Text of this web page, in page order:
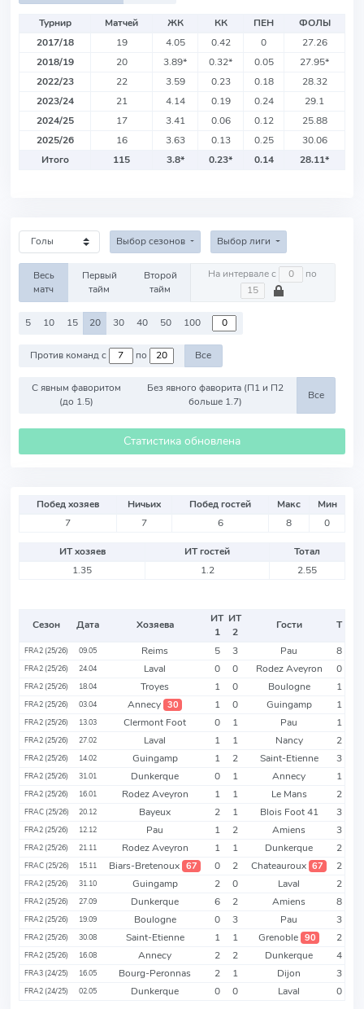
Турнир Матчей ЖК КК ПЕН
ФОЛЫ
2017/18
19 4.05 0.42 0
27.26
2018/19
20 3.89* 0.32* 0.05 27.95*
2022/23
22 3.59 0.23 0.18
28.32
2023/24
21 4.14 0.19 0.24
29.1
2024/25
17 3.41 0.06 0.12
25.88
2025/26
16 3.63 0.13 0.25
30.06
Итого
115 3.8* 0.23* 0.14 28.11*
Выбор сезонов Выбор лиги
Весь
матч
Первый
тайм
Второй
тайм
На интервале с по
5 10 15 20 30 40 50 100
Против команд с по Все
С явным фаворитом
(до 1.5)
Без явного фаворита (П1 и П2
больше 1.7)
Все
Статистика обновлена
Побед хозяев Ничьих Побед гостей Макс
Мин
7
7 6 8 0
ИТ хозяев ИТ гостей
Тотал
1.35
1.2 2.55
Сезон Дата Хозяева
ИТ
1
ИТ
2
Гости Т
FRA2 (25/26) 09.05 Reims 5 3 Pau 8
FRA2 (25/26) 24.04 Laval 0 0 Rodez Aveyron 0
FRA2 (25/26) 18.04 Troyes 1 0 Boulogne 1
FRA2 (25/26) 03.04 Annecy 30 1 0 Guingamp 1
FRA2 (25/26) 13.03 Clermont Foot 0 1 Pau 1
FRA2 (25/26) 27.02 Laval 1 1 Nancy 2
FRA2 (25/26) 14.02 Guingamp 1 2 Saint-Etienne 3
FRA2 (25/26) 31.01 Dunkerque 0 1 Annecy 1
FRA2 (25/26) 16.01 Rodez Aveyron 1 1 Le Mans 2
FRAC (25/26) 20.12 Bayeux 2 1 Blois Foot 41 3
FRA2 (25/26) 12.12 Pau 1 2 Amiens 3
FRA2 (25/26) 21.11 Rodez Aveyron 1 1 Dunkerque 2
FRAC (25/26) 15.11 Biars-Bretenoux 67 0 2 Chateauroux 67 2
FRA2 (25/26) 31.10 Guingamp 2 0 Laval 2
FRA2 (25/26) 27.09 Dunkerque 6 2 Amiens 8
FRA2 (25/26) 19.09 Boulogne 0 3 Pau 3
FRA2 (25/26) 30.08 Saint-Etienne 1 1 Grenoble 90 2
FRA2 (25/26) 16.08 Annecy 2 2 Dunkerque 4
FRA3 (24/25) 16.05 Bourg-Peronnas 2 1 Dijon 3
FRA2 (24/25) 02.05 Dunkerque 0 0 Laval 0